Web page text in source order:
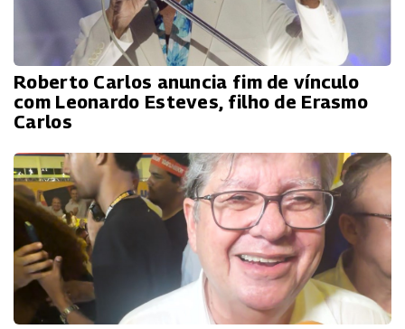
Roberto Carlos anuncia fim de vínculo
com Leonardo Esteves, filho de Erasmo
Carlos